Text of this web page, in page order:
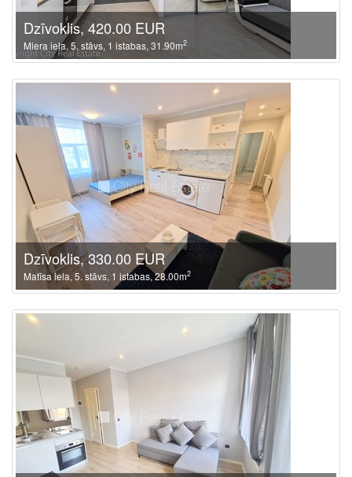
Dzīvoklis, 420.00 EUR
Miera iela, 5. stāvs, 1 istabas, 31.90m2
Dzīvoklis, 330.00 EUR
Matīsa iela, 5. stāvs, 1 istabas, 28.00m2